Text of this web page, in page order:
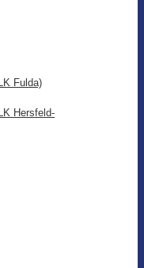
Fulda)
Hersfeld-